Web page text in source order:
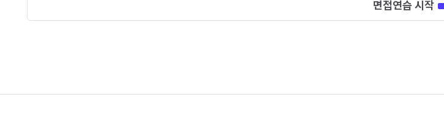
면접연습 시작